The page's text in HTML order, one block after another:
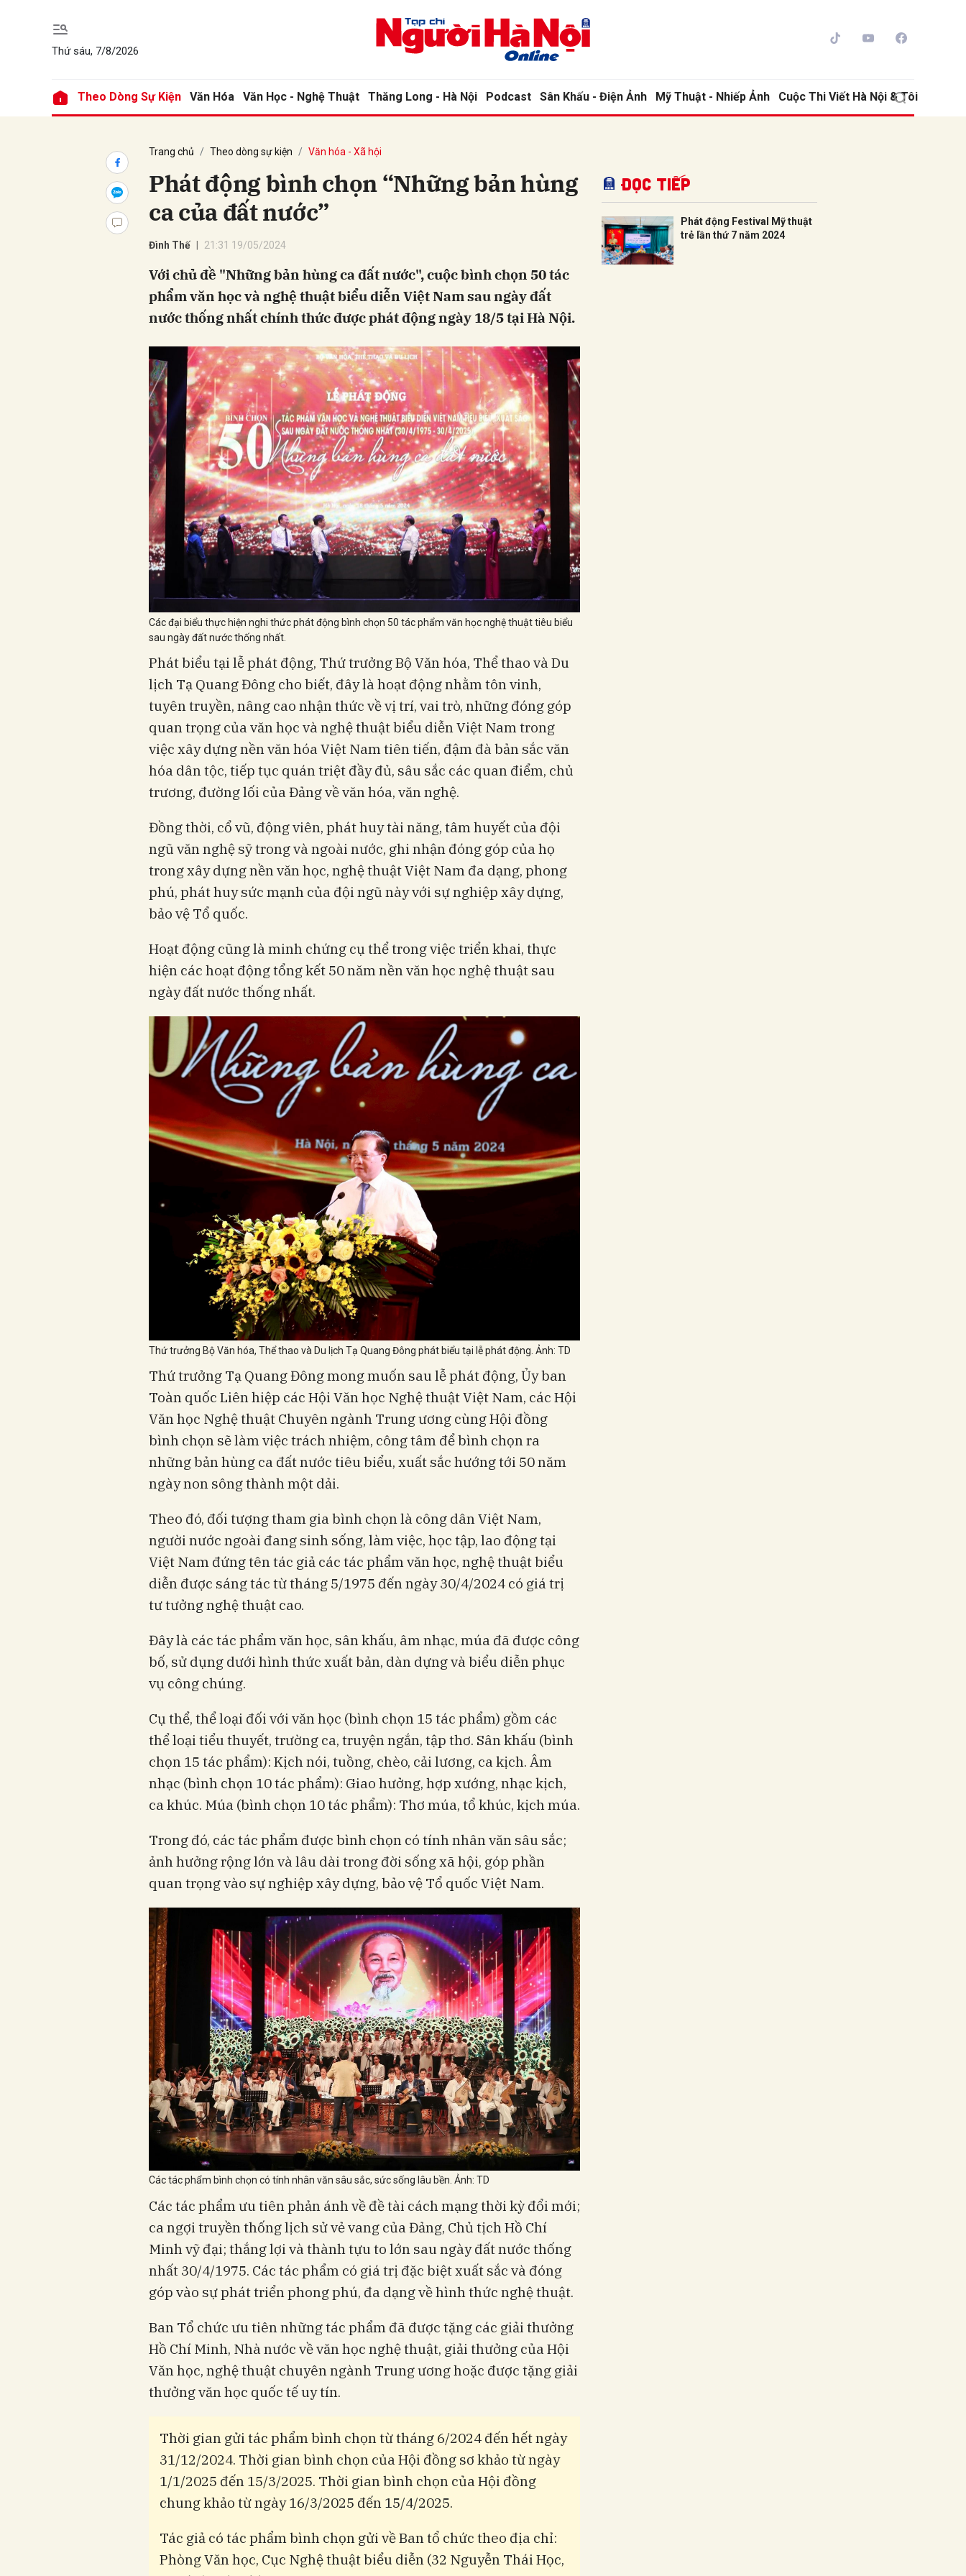
Thứ sáu, 7/8/2026
Theo Dòng Sự Kiện Văn Hóa Văn Học - Nghệ Thuật Thăng Long - Hà Nội Podcast Sân Khấu - Điện Ảnh Mỹ Thuật - Nhiếp Ảnh Cuộc Thi Viết Hà Nội & Tôi
Trang chủ Theo dòng sự kiện Văn hóa - Xã hội
Phát động bình chọn “Những bản hùng
ca của đất nước”
Đình Thế 21:31 19/05/2024
Với chủ đề "Những bản hùng ca đất nước", cuộc bình chọn 50 tác
phẩm văn học và nghệ thuật biểu diễn Việt Nam sau ngày đất
nước thống nhất chính thức được phát động ngày 18/5 tại Hà Nội.
Các đại biểu thực hiện nghi thức phát động bình chọn 50 tác phẩm văn học nghệ thuật tiêu biểu
sau ngày đất nước thống nhất.
Phát biểu tại lễ phát động, Thứ trưởng Bộ Văn hóa, Thể thao và Du
lịch Tạ Quang Đông cho biết, đây là hoạt động nhằm tôn vinh,
tuyên truyền, nâng cao nhận thức về vị trí, vai trò, những đóng góp
quan trọng của văn học và nghệ thuật biểu diễn Việt Nam trong
việc xây dựng nền văn hóa Việt Nam tiên tiến, đậm đà bản sắc văn
hóa dân tộc, tiếp tục quán triệt đầy đủ, sâu sắc các quan điểm, chủ
trương, đường lối của Đảng về văn hóa, văn nghệ.
Đồng thời, cổ vũ, động viên, phát huy tài năng, tâm huyết của đội
ngũ văn nghệ sỹ trong và ngoài nước, ghi nhận đóng góp của họ
trong xây dựng nền văn học, nghệ thuật Việt Nam đa dạng, phong
phú, phát huy sức mạnh của đội ngũ này với sự nghiệp xây dựng,
bảo vệ Tổ quốc.
Hoạt động cũng là minh chứng cụ thể trong việc triển khai, thực
hiện các hoạt động tổng kết 50 năm nền văn học nghệ thuật sau
ngày đất nước thống nhất.
Thứ trưởng Bộ Văn hóa, Thể thao và Du lịch Tạ Quang Đông phát biểu tại lễ phát động. Ảnh: TD
Thứ trưởng Tạ Quang Đông mong muốn sau lễ phát động, Ủy ban
Toàn quốc Liên hiệp các Hội Văn học Nghệ thuật Việt Nam, các Hội
Văn học Nghệ thuật Chuyên ngành Trung ương cùng Hội đồng
bình chọn sẽ làm việc trách nhiệm, công tâm để bình chọn ra
những bản hùng ca đất nước tiêu biểu, xuất sắc hướng tới 50 năm
ngày non sông thành một dải.
Theo đó, đối tượng tham gia bình chọn là công dân Việt Nam,
người nước ngoài đang sinh sống, làm việc, học tập, lao động tại
Việt Nam đứng tên tác giả các tác phẩm văn học, nghệ thuật biểu
diễn được sáng tác từ tháng 5/1975 đến ngày 30/4/2024 có giá trị
tư tưởng nghệ thuật cao.
Đây là các tác phẩm văn học, sân khấu, âm nhạc, múa đã được công
bố, sử dụng dưới hình thức xuất bản, dàn dựng và biểu diễn phục
vụ công chúng.
Cụ thể, thể loại đối với văn học (bình chọn 15 tác phẩm) gồm các
thể loại tiểu thuyết, trường ca, truyện ngắn, tập thơ. Sân khấu (bình
chọn 15 tác phẩm): Kịch nói, tuồng, chèo, cải lương, ca kịch. Âm
nhạc (bình chọn 10 tác phẩm): Giao hưởng, hợp xướng, nhạc kịch,
ca khúc. Múa (bình chọn 10 tác phẩm): Thơ múa, tổ khúc, kịch múa.
Trong đó, các tác phẩm được bình chọn có tính nhân văn sâu sắc;
ảnh hưởng rộng lớn và lâu dài trong đời sống xã hội, góp phần
quan trọng vào sự nghiệp xây dựng, bảo vệ Tổ quốc Việt Nam.
Các tác phẩm bình chọn có tính nhân văn sâu sắc, sức sống lâu bền. Ảnh: TD
Các tác phẩm ưu tiên phản ánh về đề tài cách mạng thời kỳ đổi mới;
ca ngợi truyền thống lịch sử vẻ vang của Đảng, Chủ tịch Hồ Chí
Minh vỹ đại; thắng lợi và thành tựu to lớn sau ngày đất nước thống
nhất 30/4/1975. Các tác phẩm có giá trị đặc biệt xuất sắc và đóng
góp vào sự phát triển phong phú, đa dạng về hình thức nghệ thuật.
Ban Tổ chức ưu tiên những tác phẩm đã được tặng các giải thưởng
Hồ Chí Minh, Nhà nước về văn học nghệ thuật, giải thưởng của Hội
Văn học, nghệ thuật chuyên ngành Trung ương hoặc được tặng giải
thưởng văn học quốc tế uy tín.
Thời gian gửi tác phẩm bình chọn từ tháng 6/2024 đến hết ngày
31/12/2024. Thời gian bình chọn của Hội đồng sơ khảo từ ngày
1/1/2025 đến 15/3/2025. Thời gian bình chọn của Hội đồng
chung khảo từ ngày 16/3/2025 đến 15/4/2025.
Tác giả có tác phẩm bình chọn gửi về Ban tổ chức theo địa chỉ:
Phòng Văn học, Cục Nghệ thuật biểu diễn (32 Nguyễn Thái Học,
Đọc tiếp
Phát động Festival Mỹ thuật
trẻ lần thứ 7 năm 2024
Gửi